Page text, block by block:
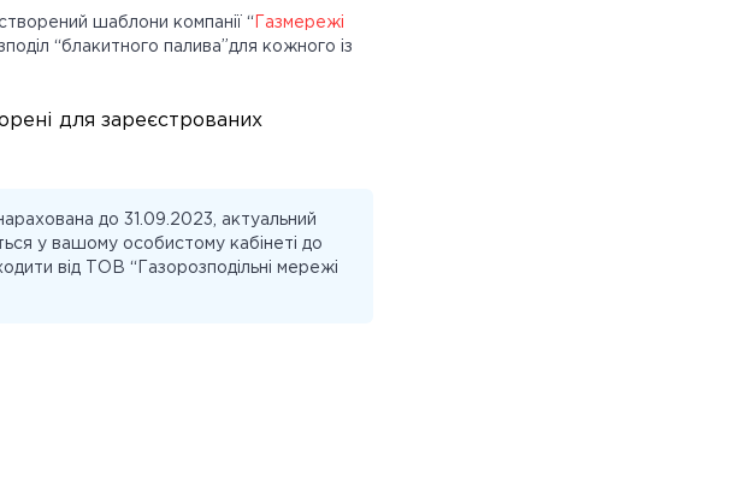
шаблони компанії “ Газмережі
“блакитного палива”для кожного із
для зареєстрованих
до 31.09.2023, актуальний
у вашому особистому кабінеті до
від ТОВ “Газорозподільні мережі